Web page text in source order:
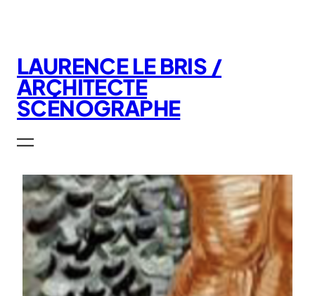
LAURENCE LE BRIS /
ARCHITECTE
SCÉNOGRAPHE